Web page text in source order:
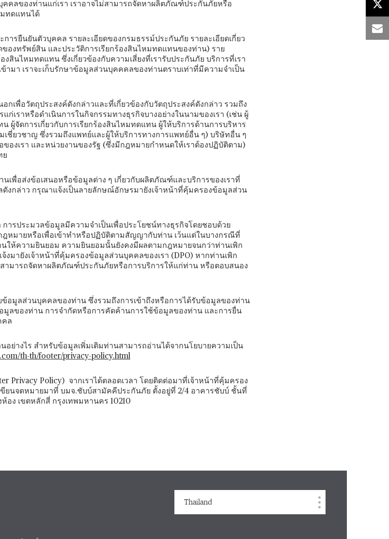
คลของท่านแก่เรา เราอาจไม่สามารถจัดหาผลิตภัณฑ์ประกันภัยหรือ
มทดแทนได้
รยืนยันตัวบุคคล รายละเอียดของกรมธรรม์ประกันภัย รายละเอียดเกี่ยว
องทรัพย์สิน และประวัติการเรียกร้องสินไหมทดแทนของท่าน) ราย
องสินไหมทดแทน ซึ่งเกี่ยวข้องกับความเสี่ยงที่เรารับประกันภัย บริการที่เรา
ามา เราจะเก็บรักษาข้อมูลส่วนบุคคคลของท่านตราบเท่าที่มีความจำเป็น
กเพื่อวัตถุประสงค์ดังกล่าวและที่เกี่ยวข้องกับวัตถุประสงค์ดังกล่าว รวมถึง
ก่เราหรือดำเนินการในกิจกรรมทางธุรกิจบางอย่างในนามของเรา (เช่น ผู้
ผู้จัดการเกี่ยวกับการเรียกร้องสินไหมทดแทน ผู้ให้บริการด้านการบริหาร
ชี่ยวชาญ ซึ่งรวมถึงแพทย์และผู้ให้บริการทางการแพทย์อื่น ๆ) บริษัทอื่น ๆ
องเรา และหน่วยงานของรัฐ (ซึ่งมีกฎหมายกำหนดให้เราต้องปฏิบัติตาม)
ย
เพื่อส่งข้อเสนอหรือข้อมูลต่าง ๆ เกี่ยวกับผลิตภัณฑ์และบริการของเราที่
งกล่าว กรุณาแจ้งเป็นลายลักษณ์อักษรมายังเจ้าหน้าที่คุ้มครองข้อมูลส่วน
ารประมวลข้อมูลมีความจำเป็นเพื่อประโยชน์ทางธุรกิจโดยชอบด้วย
หมายหรือเพื่อเข้าทำหรือปฏิบัติตามสัญญากับท่าน เว้นแต่ในบางกรณีที่
ให้ความยินยอม ความยินยอมนั้นยังคงมีผลตามกฎหมายจนกว่าท่านเพิก
มายังเจ้าหน้าที่คุ้มครองข้อมูลส่วนบุคคลของเรา (DPO) หากท่านเพิก
ามารถจัดหาผลิตภัณฑ์ประกันภัยหรือการบริการให้แก่ท่าน หรือตอบสนอง
มูลส่วนบุคคลของท่าน ซึ่งรวมถึงการเข้าถึงหรือการได้รับข้อมูลของท่าน
ลของท่าน การจำกัดหรือการคัดค้านการใช้ข้อมูลของท่าน และการยื่น
คล
ย่างไร สำหรับข้อมูลเพิ่มเติมท่านสามารถอ่านได้จากนโยบายความเป็น
th-th/footer/privacy-policy.html
Privacy Policy) จากเราได้ตลอดเวลา โดยติดต่อมาที่เจ้าหน้าที่คุ้มครอง
ขียนจดหมายมาที่ บมจ.ชับบ์สามัคคีประกันภัย ตั้งอยู่ที่ 2/4 อาคารชับบ์ ชั้นที่
อง เขตหลักสี่ กรุงเทพมหานคร 10210
Thailand